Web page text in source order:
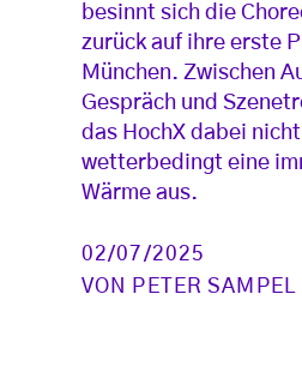
besinnt sich die
zurück auf ihre erste
München. Zwischen
Gespräch und
das HochX dabei
wetterbedingt eine
Wärme aus.
02/07/2025
VON
PETER SAMPEL